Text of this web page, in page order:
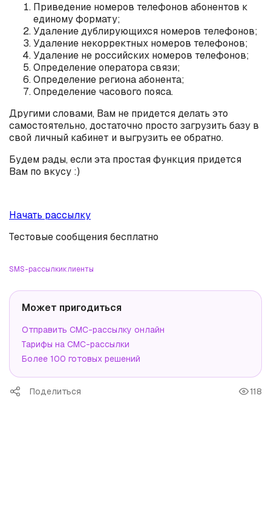
Приведение номеров телефонов абонентов к
единому формату;
Удаление дублирующихся номеров телефонов;
Удаление некорректных номеров телефонов;
Удаление не российских номеров телефонов;
Определение оператора связи;
Определение региона абонента;
Определение часового пояса.
Другими словами, Вам не придется делать это
самостоятельно, достаточно просто загрузить базу в
свой личный кабинет и выгрузить ее обратно.
Будем рады, если эта простая функция придется
Вам по вкусу :)
Начать рассылку
Тестовые сообщения бесплатно
SMS-рассылкиклиенты
Может пригодиться
Отправить СМС-рассылку онлайн
Тарифы на СМС-рассылки
Более 100 готовых решений
Поделиться 118